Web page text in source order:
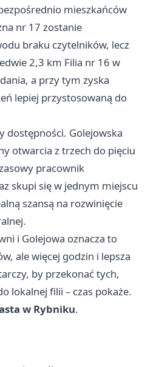
mieszkańców
nr 17 zostanie
braku czytelników, lecz
2,3 km Filia nr 16 w
a przy tym zyska
lepiej przystosowaną do
dostępności. Golejowska
otwarcia z trzech do pięciu
pracownik
skupi się w jednym miejscu
szansą na rozwinięcie
i Golejowa oznacza to
ale więcej godzin i lepsza
by przekonać tych,
lokalnej filii – czas pokaże.
w Rybniku.